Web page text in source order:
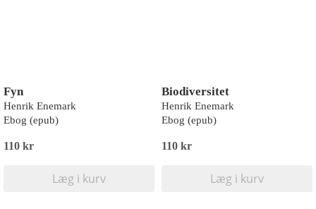
Fyn
Henrik Enemark
Ebog (epub)
110 kr
Læg i kurv
Biodiversitet
Henrik Enemark
Ebog (epub)
110 kr
Læg i kurv